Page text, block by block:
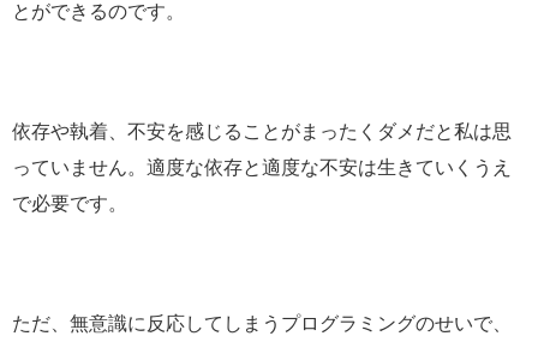
とができるのです。
依存や執着、不安を感じることがまったくダメだと私は思
っていません。適度な依存と適度な不安は生きていくうえ
で必要です。
ただ、無意識に反応してしまうプログラミングのせいで、